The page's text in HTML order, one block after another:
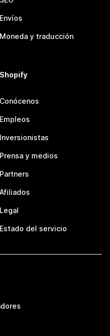
Envíos
Moneda y traducción
Shopify
Conócenos
Empleos
Inversionistas
Prensa y medios
Partners
Afiliados
Legal
Estado del servicio